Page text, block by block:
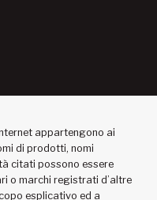
appartengono ai
di prodotti, nomi
citati possono essere
o marchi registrati d’altre
esplicativo ed a